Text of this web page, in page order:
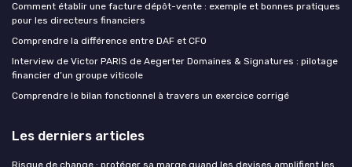
Comment établir une facture dépôt-vente : exemple et bonnes pratiques
pour les directeurs financiers
Comprendre la différence entre DAF et CFO
Interview de Victor PARIS de Aegerter Domaines & Signatures : pilotage
financier d’un groupe viticole
Comprendre le bilan fonctionnel à travers un exercice corrigé
Les derniers articles